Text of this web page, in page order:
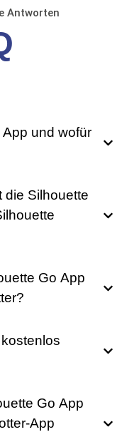
Antworten
und wofür
die Silhouette
Go App
Go App
App